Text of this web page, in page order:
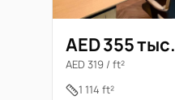
AED 355 тыс.
AED 319 / ft²
1 114 ft²